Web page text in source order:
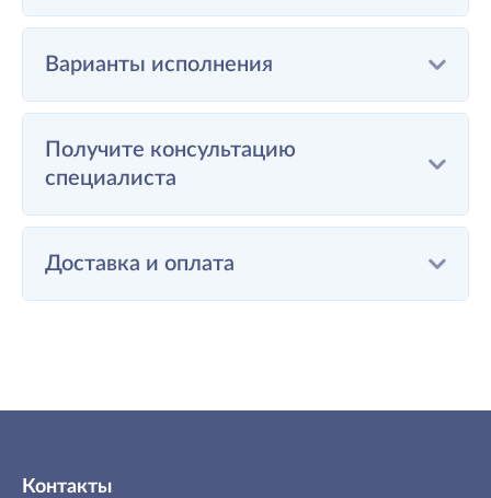
Варианты исполнения
Получите консультацию
специалиста
Доставка и оплата
Контакты